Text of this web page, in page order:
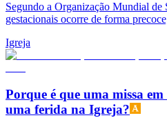
Segundo a Organização Mundial de
gestacionais ocorre de forma
Igreja
Porque é que uma missa
uma ferida na Igreja?